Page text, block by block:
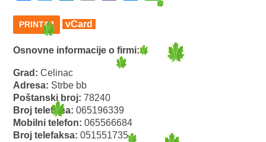
PRINTAJ vCard
Osnovne informacije o firmi:
Grad:Celinac
Adresa: Strbe bb
Poštanski broj:78240
Broj telefona:065196339
Mobilni telefon:065566684
Broj telefaksa:051551735